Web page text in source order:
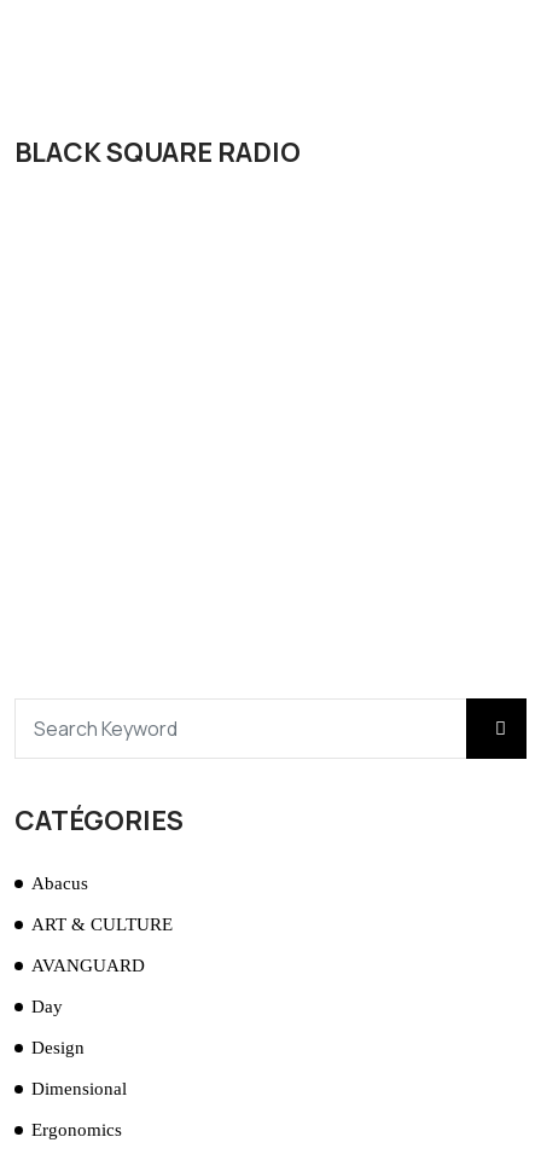
BLACK SQUARE RADIO
CATÉGORIES
Abacus
ART & CULTURE
AVANGUARD
Day
Design
Dimensional
Ergonomics